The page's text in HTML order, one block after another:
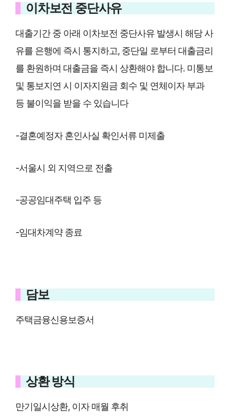
이차보전 중단사유
대출기간 중 아래 이차보전 중단사유 발생시 해당 사
유를 은행에 즉시 통지하고, 중단일 로부터 대출금리
를 환원하며 대출금을 즉시 상환해야 합니다. 미통보
및 통보지연 시 이자지원금 회수 및 연체이자 부과
등 불이익을 받을 수 있습니다
-결혼예정자 혼인사실 확인서류 미제출
-서울시 외 지역으로 전출
-공공임대주택 입주 등
-임대차계약 종료
담보
주택금융신용보증서
상환 방식
만기일시상환, 이자 매월 후취